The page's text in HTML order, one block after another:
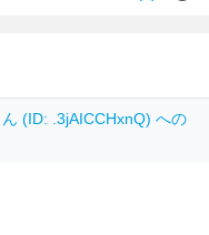
ん (ID: .3jAICCHxnQ) への